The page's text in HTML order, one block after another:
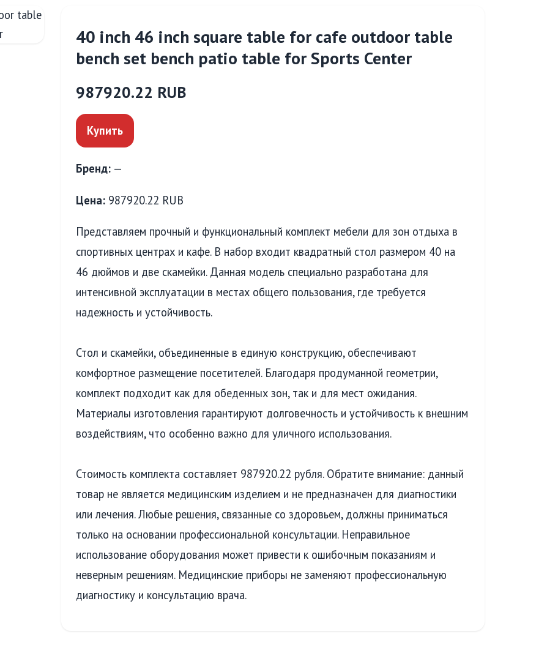
40 inch 46 inch square table for cafe outdoor table
bench set bench patio table for Sports Center
987920.22 RUB
Купить
Бренд: —
Цена: 987920.22 RUB
Представляем прочный и функциональный комплект мебели для зон отдыха в
спортивных центрах и кафе. В набор входит квадратный стол размером 40 на
46 дюймов и две скамейки. Данная модель специально разработана для
интенсивной эксплуатации в местах общего пользования, где требуется
надежность и устойчивость.
Стол и скамейки, объединенные в единую конструкцию, обеспечивают
комфортное размещение посетителей. Благодаря продуманной геометрии,
комплект подходит как для обеденных зон, так и для мест ожидания.
Материалы изготовления гарантируют долговечность и устойчивость к внешним
воздействиям, что особенно важно для уличного использования.
Стоимость комплекта составляет 987920.22 рубля. Обратите внимание: данный
товар не является медицинским изделием и не предназначен для диагностики
или лечения. Любые решения, связанные со здоровьем, должны приниматься
только на основании профессиональной консультации. Неправильное
использование оборудования может привести к ошибочным показаниям и
неверным решениям. Медицинские приборы не заменяют профессиональную
диагностику и консультацию врача.